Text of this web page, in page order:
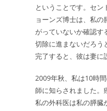
ということです。セ
ョーンズ博士は、私
がっていないか確認す
切除に進まないだろう
完了すると、彼は妻に
2009年秋、私は10時
師に知らされました。
私の外科医は私の膵臓